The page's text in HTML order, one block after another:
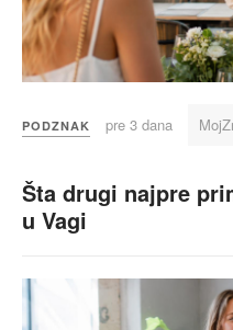
PODZNAK pre 3 dana
Šta drugi najpre
u Vagi